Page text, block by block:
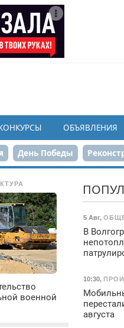
ОБЪЯВЛЕНИЯ
День Победы
военной
5 Авг,
В
10:30,
августа